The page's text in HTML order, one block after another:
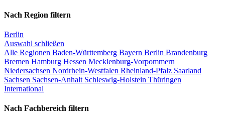
Nach Region filtern
Berlin
Auswahl schließen
Alle Regionen Baden-Württemberg Bayern Berlin Brandenburg
Bremen Hamburg Hessen Mecklenburg-Vorpommern
Niedersachsen Nordrhein-Westfalen Rheinland-Pfalz Saarland
Sachsen Sachsen-Anhalt Schleswig-Holstein Thüringen
International
Nach Fachbereich filtern